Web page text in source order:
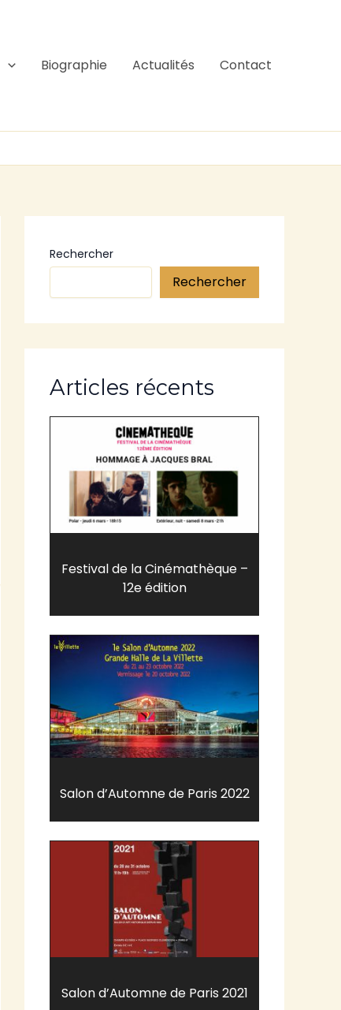
Biographie Actualités Contact
Rechercher
Rechercher
Articles récents
Festival de la Cinémathèque –
12e édition
Salon d’Automne de Paris 2022
Salon d’Automne de Paris 2021